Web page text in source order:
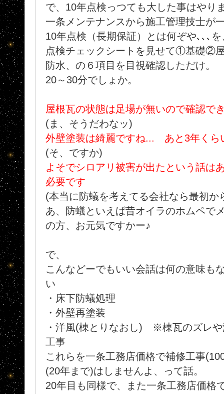
で、10年点検っつても大した事はやり
一条メンテナンスから施工管理技士が
10年点検（長期保証）とは何ぞや､､､
点検チェックシートを見せて①基礎
防水、の６項目を目視確認しただけ。
20～30分でしょか。
屋根瓦の状態は足場が無いので確認で
(ま、そうだわなッ)
外壁塗装は綺麗ですね... あと3年くら
(そ、ですか)
よそでシロアリ被害が出たという話は
必要です
(本当に防蟻を考えてる会社なら最初か
あ、防蟻といえば昔オイラのホムペで
の方、お元気ですかー♪
で、
こんなどーでもいい会話は何の意味
い
・床下防蟻処理
・外壁再塗装
・洋風(棟とりなおし) ※棟瓦のズレや
工事
これらを一条工務店価格で補修工事
(20年まで)はしませんよ、って話。
20年目も同様で、また一条工務店価格